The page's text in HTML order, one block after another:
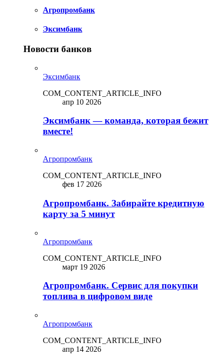
Агропромбанк
Эксимбанк
Новости банков
Эксимбанк
COM_CONTENT_ARTICLE_INFO
апр 10 2026
Эксимбанк — команда, которая бежит
вместе!
Агропромбанк
COM_CONTENT_ARTICLE_INFO
фев 17 2026
Агропромбанк. Забирайте кредитную
карту за 5 минут
Агропромбанк
COM_CONTENT_ARTICLE_INFO
март 19 2026
Агропромбанк. Сервис для покупки
топлива в цифровом виде
Агропромбанк
COM_CONTENT_ARTICLE_INFO
апр 14 2026